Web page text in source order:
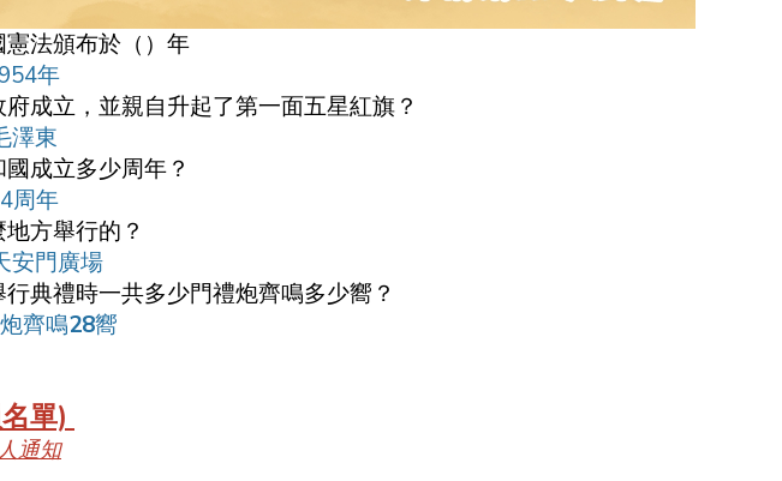
法頒布於（）年
年
成立，並親自升起了第一面五星紅旗？
澤東
成立多少周年？
周年
方舉行的？
安門廣場
典禮時一共多少門禮炮齊鳴多少嚮？
齊鳴28嚮
單)
通知